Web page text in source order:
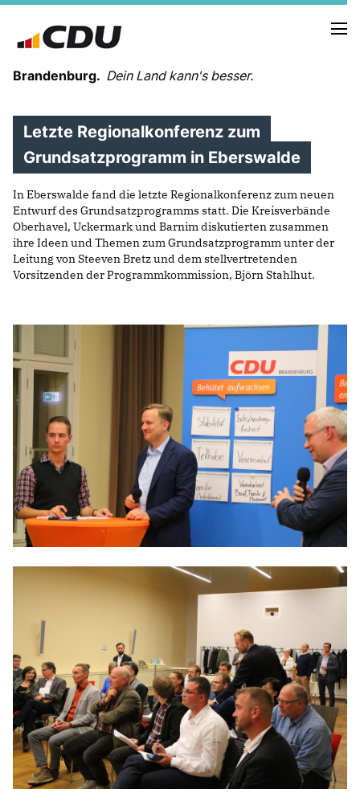
Brandenburg. Dein Land kann's besser.
MELDUNGEN
TERMINE
LANDESVORSTAND
LANDESGESCHÄFTSSTELLE
ORGANISATION
KREISVERBÄNDE
VEREINIGUNGEN UND SONDERORGANISATIONEN
PARTEIGESCHICHTE
IM LANDTAG
IN DER LANDESREGIERUNG
IM BUNDESTAG
IM EUROPÄISCHEN PARLAMENT
NEWSLETTER ABONNIEREN
BILDER
WICHTIGE BESCHLÜSSE DER CDU BRANDENBURG
75 JAHRE CDU BRANDENBURG
PRESSE
SPENDEN
Mitglied werden
Letzte Regionalkonferenz zum
Grundsatzprogramm in Eberswalde
In Eberswalde fand die letzte Regionalkonferenz zum neuen
Entwurf des Grundsatzprogramms statt. Die Kreisverbände
Oberhavel, Uckermark und Barnim diskutierten zusammen
ihre Ideen und Themen zum Grundsatzprogramm unter der
Leitung von Steeven Bretz und dem stellvertretenden
Vorsitzenden der Programmkommission, Björn Stahlhut.